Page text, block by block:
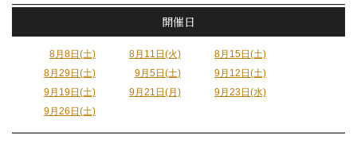
開催日
8月8日(土) 8月11日(火)
8月15日(土)
8月29日(土)
9月5日(土)
9月12日(土)
9月19日(土)
9月21日(月)
9月23日(水)
9月26日(土)